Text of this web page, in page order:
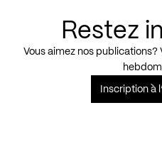
Restez
Vous aimez nos
Inscription à